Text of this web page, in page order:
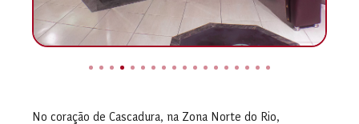
No coração de Cascadura, na Zona Norte do Rio,